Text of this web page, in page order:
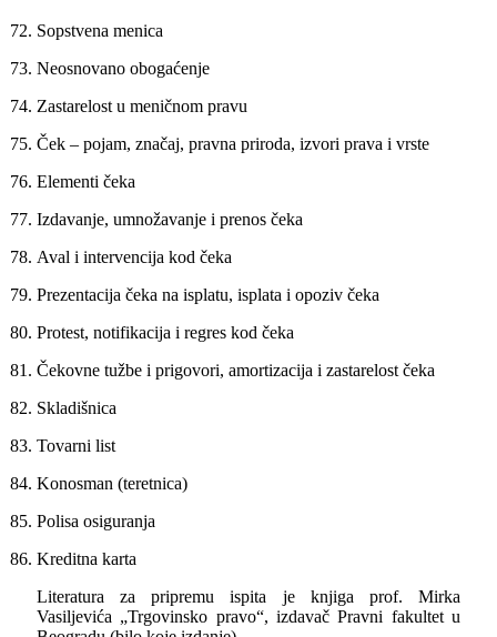
72. Sopstvena menica
73. Neosnovano obogaćenje
74. Zastarelost u meničnom pravu
75. Ček – pojam, značaj, pravna priroda, izvori prava i vrste
76. Elementi čeka
77. Izdavanje, umnožavanje i prenos čeka
78. Aval i intervencija kod čeka
79. Prezentacija čeka na isplatu, isplata i opoziv čeka
80. Protest, notifikacija i regres kod čeka
81. Čekovne tužbe i prigovori, amortizacija i zastarelost čeka
82. Skladišnica
83. Tovarni list
84. Konosman (teretnica)
85. Polisa osiguranja
86. Kreditna karta
Literatura za pripremu ispita je knjiga prof. Mirka
Vasilјevića „Trgovinsko pravo“, izdavač Pravni fakultet u